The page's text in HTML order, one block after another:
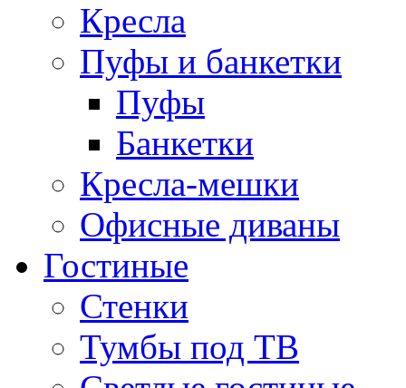
Кресла
Пуфы и банкетки
Пуфы
Банкетки
Кресла-мешки
Офисные диваны
Гостиные
Стенки
Тумбы под ТВ